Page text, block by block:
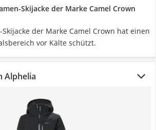
Skijacke der Marke Camel Crown
Skijacke der Marke Camel Crown hat einen
vor Kälte schützt.
Alphelia